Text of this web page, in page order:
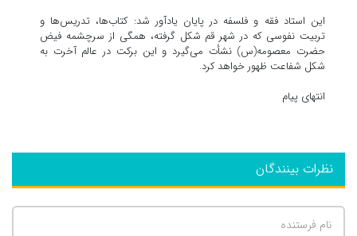
این استاد فقه و فلسفه در پایان یادآور شد: کتاب‌ها، تدریس‌ها و
تربیت نفوسی که در شهر قم شکل گرفته، همگی از سرچشمه فیض
حضرت معصومه(س) نشأت می‌گیرد و این برکت در عالم آخرت به
شکل شفاعت ظهور خواهد کرد.
انتهای پیام
نظرات بینندگان